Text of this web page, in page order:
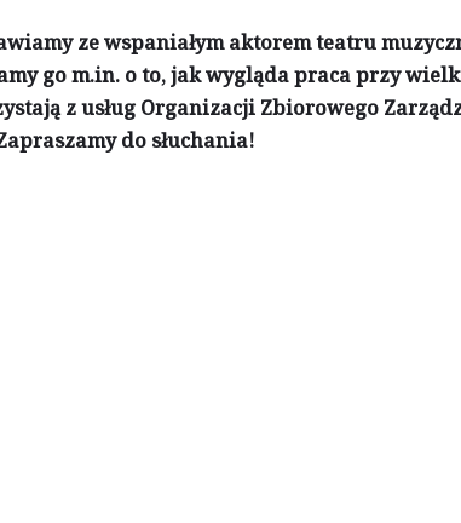
ze wspaniałym aktorem teatru
go m.in. o to, jak wygląda praca przy
z usług Organizacji Zbiorowego
do słuchania!